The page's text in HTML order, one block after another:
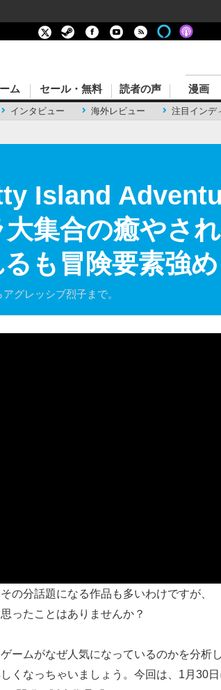
インタビュー 海外レビュー 注目インデ
ム セール・無料 読者の声 漫画
Island
集合の癒やさ
も冒険要素強め
グレッシブ烈子まで。
の分話題になる作品も多いわけですが、
ったことはありませんか？
ームがなぜ人気になっているのかを分析し
くなっちゃいましょう。今回は、1月30日